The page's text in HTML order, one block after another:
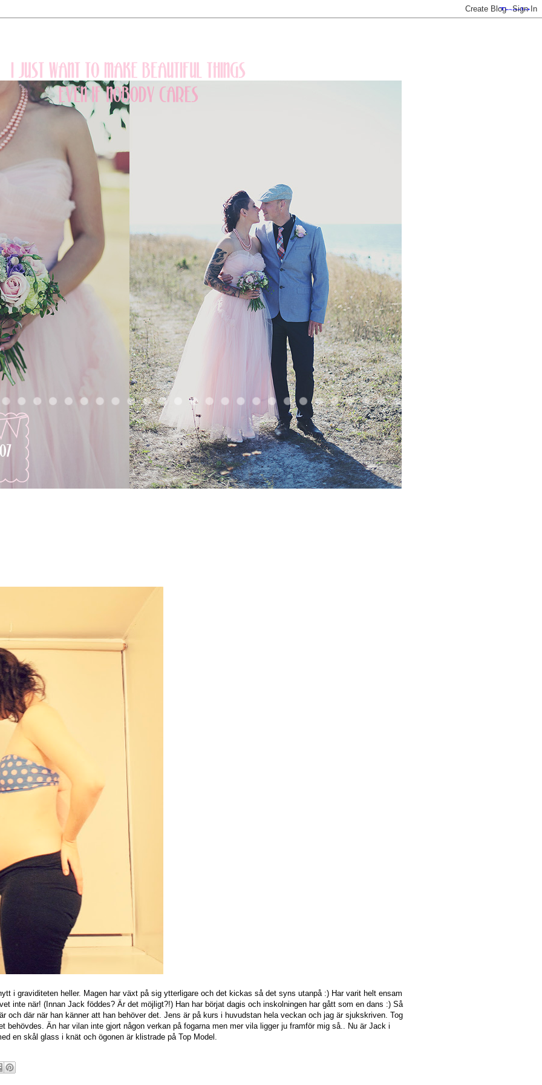
i graviditeten heller. Magen har växt på sig ytterligare och det kickas så det syns utanpå :) Har varit helt ensam
inte när! (Innan Jack föddes? Är det möjligt?!) Han har börjat dagis och inskolningen har gått som en dans :) Så
och där när han känner att han behöver det. Jens är på kurs i huvudstan hela veckan och jag är sjukskriven. Tog
behövdes. Än har vilan inte gjort någon verkan på fogarna men mer vila ligger ju framför mig så.. Nu är Jack i
en skål glass i knät och ögonen är klistrade på Top Model.